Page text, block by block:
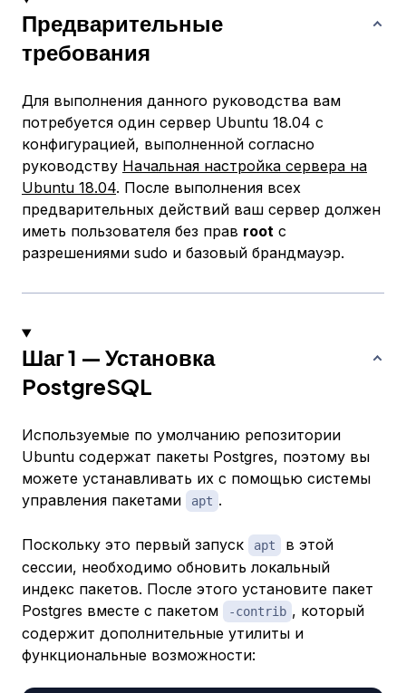
Предварительные
требования
Для выполнения данного руководства вам
потребуется один сервер Ubuntu 18.04 с
конфигурацией, выполненной согласно
руководству Начальная настройка сервера на
Ubuntu 18.04. После выполнения всех
предварительных действий ваш сервер должен
иметь пользователя без прав root с
разрешениями sudo и базовый брандмауэр.
Шаг 1 — Установка
PostgreSQL
Используемые по умолчанию репозитории
Ubuntu содержат пакеты Postgres, поэтому вы
можете устанавливать их с помощью системы
управления пакетами
apt .
Поскольку это первый запуск apt
в этой
сессии, необходимо обновить локальный
индекс пакетов. После этого установите пакет
Postgres вместе с пакетом
-contrib , который
содержит дополнительные утилиты и
функциональные возможности: